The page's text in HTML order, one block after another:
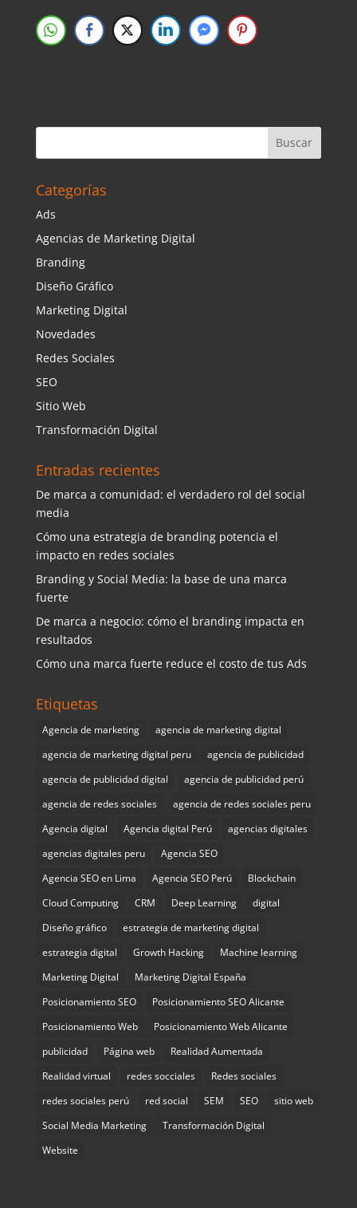
Categorías
Ads
Agencias de Marketing Digital
Branding
Diseño Gráfico
Marketing Digital
Novedades
Redes Sociales
SEO
Sitio Web
Transformación Digital
Entradas recientes
De marca a comunidad: el verdadero rol del social
media
Cómo una estrategia de branding potencia el
impacto en redes sociales
Branding y Social Media: la base de una marca
fuerte
De marca a negocio: cómo el branding impacta en
resultados
Cómo una marca fuerte reduce el costo de tus Ads
Etiquetas
Agencia de marketing
agencia de marketing digital
agencia de marketing digital peru
agencia de publicidad
agencia de publicidad digital
agencia de publicidad perú
agencia de redes sociales
agencia de redes sociales peru
Agencia digital
Agencia digital Perú
agencias digitales
agencias digitales peru
Agencia SEO
Agencia SEO en Lima
Agencia SEO Perú
Blockchain
Cloud Computing
CRM Deep Learning
digital
Diseño gráfico
estrategia de marketing digital
estrategia digital
Growth Hacking
Machine learning
Marketing Digital
Marketing Digital España
Posicionamiento SEO
Posicionamiento SEO Alicante
Posicionamiento Web
Posicionamiento Web Alicante
publicidad
Página web
Realidad Aumentada
Realidad virtual
redes socciales
Redes sociales
redes sociales perú
red social SEM SEO
sitio web
Social Media Marketing
Transformación Digital
Website